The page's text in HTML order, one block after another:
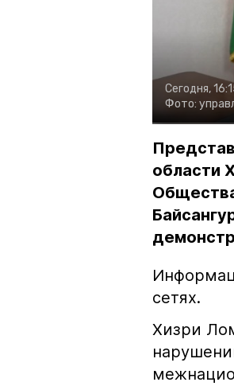
Сегодня,
Фото:
области
сетях.
Хизри